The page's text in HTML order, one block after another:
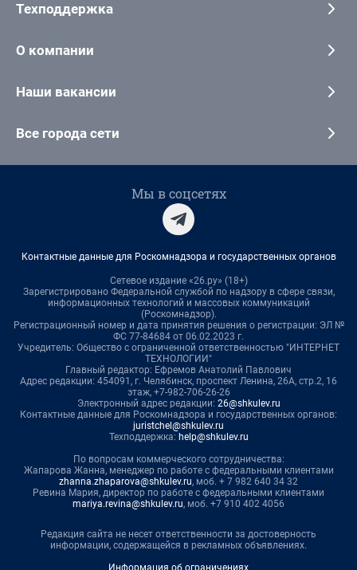
Техподдержка
О компании
Наши вакансии
Все города сети
Мы в соцсетях
Контактные данные для Роскомнадзора и государственных органов
Сетевое издание «26.ру» (18+)
Зарегистрировано Федеральной службой по надзору в сфере связи,
информационных технологий и массовых коммуникаций
(Роскомнадзор).
Регистрационный номер и дата принятия решения о регистрации: ЭЛ №
ФС 77-84684 от 06.02.2023 г.
Учредитель: Общество с ограниченной ответственностью "ИНТЕРНЕТ
ТЕХНОЛОГИИ"
Главный редактор: Ефремов Анатолий Павлович
Адрес редакции: 454091, г. Челябинск, проспект Ленина, 26А, стр.2, 16
этаж, +7-982-706-26-26
Электронный адрес редакции: 26@shkulev.ru
Контактные данные для Роскомнадзора и государственных органов:
juristchel@shkulev.ru
Техподдержка: help@shkulev.ru
По вопросам коммерческого сотрудничества:
Жапарова Жанна, менеджер по работе с федеральными клиентами
zhanna.zhaparova@shkulev.ru, моб. + 7 982 640 34 32
Ревина Мария, директор по работе с федеральными клиентами
mariya.revina@shkulev.ru, моб. +7 910 402 4056
Редакция сайта не несет ответственности за достоверность
информации, содержащейся в рекламных объявлениях.